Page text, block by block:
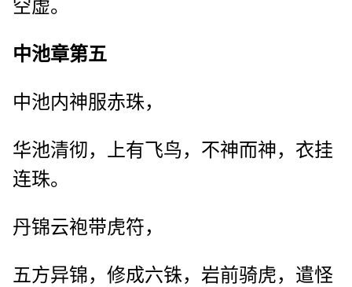
空虚。
中池章第五
中池内神服赤珠，
华池清彻，上有飞鸟，不神而神，衣挂
连珠。
丹锦云袍带虎符，
五方异锦，修成六铢，岩前骑虎，遣怪